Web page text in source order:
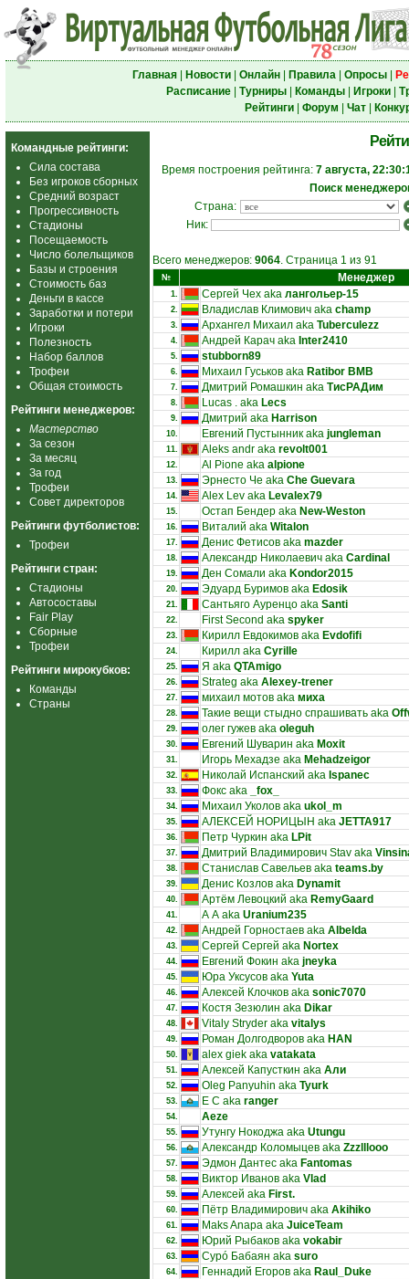
Главная| Новости| Онлайн| Правила| Опросы|
Расписание| Турниры| Команды| Игроки|
Рейтинги| Форум Чат|
Командные рейтинги:
Сила состава
Без игроков сборных
Средний возраст
Прогрессивность
Стадионы
Посещаемость
Число болельщиков
Базы и строения
Стоимость баз
Деньги в кассе
Заработки и потери
Игроки
Полезность
Набор баллов
Трофеи
Общая стоимость
Рейтинги менеджеров:
Мастерство
За сезон
За месяц
За год
Трофеи
Совет директоров
Рейтинги футболистов:
Трофеи
Рейтинги стран:
Стадионы
Автосоставы
Fair Play
Сборные
Трофеи
Рейтинги мирокубков:
Команды
Страны
Время построения рейтинга: 7 августа,
Поиск
Страна:
Ник:
Всего менеджеров: 9064. Страница 1 из 91
№ Менеджер
1. Сергей Чех aka лангольер-15
2. Владислав Климович aka champ
3. Архангел Михаил aka Tuberculezz
4. Андрей Карач aka Inter2410
5. stubborn89
6. Михаил Гуськов aka Ratibor BMB
7. Дмитрий Ромашкин aka ТисРАДим
8. Lucas . aka Lecs
9. Дмитрий aka Harrison
10. Евгений Пустынник aka jungleman
11. Aleks andr aka revolt001
12. Al Pione aka alpione
13. Эрнесто Че aka Che Guevara
14. Alex Lev aka Levalex79
15. Остап Бендер aka New-Weston
16. Виталий aka Witalon
17. Денис Фетисов aka mazder
18. Александр Николаевич aka Cardinal
19. Ден Сомали aka Kondor2015
20. Эдуард Буримов aka Edosik
21. Сантьяго Ауренцо aka Santi
22. First Second aka spyker
23. Кирилл Евдокимов aka Evdofifi
24. Кирилл aka Cyrille
25. Я aka QTAmigo
26. Strateg aka Alexey-trener
27. михаил мотов aka миха
28. Такие вещи стыдно спрашивать aka
29. олег гужев aka oleguh
30. Евгений Шуварин aka Moxit
31. Игорь Мехадзе aka Mehadzeigor
32. Николай Испанский aka Ispanec
33. Фокс aka _fox_
34. Михаил Уколов aka ukol_m
35. АЛЕКСЕЙ НОРИЦЫН aka JETTA917
36. Петр Чуркин aka LPit
37. Дмитрий Владимирович Stav aka
38. Станислав Савельев aka teams.by
39. Денис Козлов aka Dynamit
40. Артём Левоцкий aka RemyGaard
41. А А aka Uranium235
42. Андрей Горностаев aka Albelda
43. Сергей Сергей aka Nortex
44. Евгений Фокин aka jneyka
45. Юра Уксусов aka Yuta
46. Алексей Клочков aka sonic7070
47. Костя Зезюлин aka Dikar
48. Vitaly Stryder aka vitalys
49. Роман Долгодворов aka HAN
50. alex giek aka vatakata
51. Алексей Капусткин aka Али
52. Oleg Panyuhin aka Tyurk
53. E C aka ranger
54. Aeze
55. Утунгу Нокоджа aka Utungu
56. Александр Коломыцев aka Zzzlllooo
57. Эдмон Дантес aka Fantomas
58. Виктор Иванов aka Vlad
59. Алексей aka First.
60. Пётр Владимирович aka Akihiko
61. Maks Anapa aka JuiceTeam
62. Юрий Рыбаков aka vokabir
63. Сурó Бабаян aka suro
64. Геннадий Егоров aka Raul_Duke